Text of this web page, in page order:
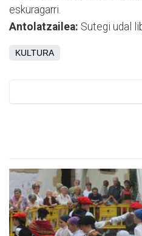
eskuragarri.
Antolatzailea: Sutegi udal
KULTURA